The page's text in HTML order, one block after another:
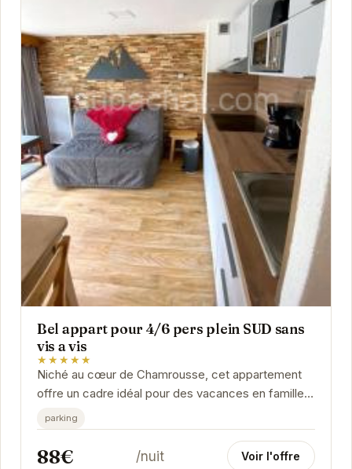
Bel appart pour 4/6 pers plein SUD sans
vis a vis
★★★★★
Niché au cœur de Chamrousse, cet appartement
offre un cadre idéal pour des vacances en famille
ou entre amis. Son exposition plein sud garantit un...
parking
88€ /nuit Voir l'offre